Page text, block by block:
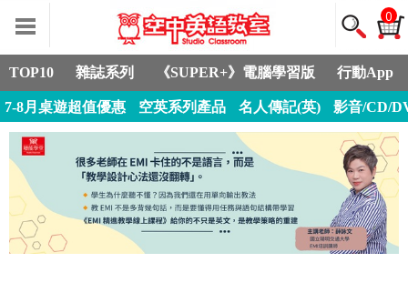
0
TOP10 雜誌系列 《SUPER+》電腦學習版 行動App
7-8月桌遊超值優惠 空英系列產品 名人傳記(英) 影音/CD/